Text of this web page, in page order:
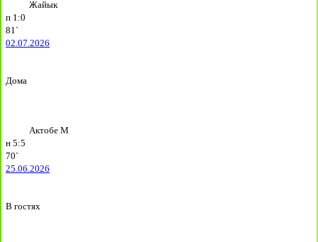
Жайык
п 1:0
81`
02.07.2026
Дома
Актобе М
н 5:5
70`
25.06.2026
В гостях